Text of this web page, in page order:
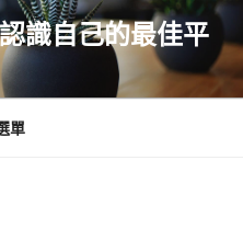
識自己的最佳平
單